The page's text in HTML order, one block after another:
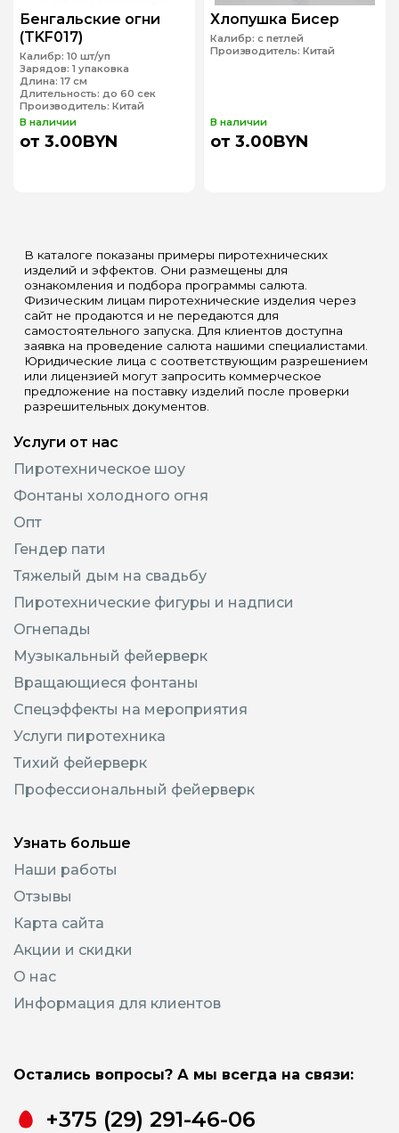
Бенгальские огни
(TKF017)
Калибр: 10 шт/уп
Зарядов: 1 упаковка
Длина: 17 см
Длительность: до 60 сек
Производитель: Китай
В наличии
от 3.00BYN
Хлопушка Бисер
Калибр: с петлей
Производитель: Китай
В наличии
от 3.00BYN
В каталоге показаны примеры пиротехнических
изделий и эффектов. Они размещены для
ознакомления и подбора программы салюта.
Физическим лицам пиротехнические изделия через
сайт не продаются и не передаются для
самостоятельного запуска. Для клиентов доступна
заявка на проведение салюта нашими специалистами.
Юридические лица с соответствующим разрешением
или лицензией могут запросить коммерческое
предложение на поставку изделий после проверки
разрешительных документов.
Услуги от нас
Пиротехническое шоу
Фонтаны холодного огня
Опт
Гендер пати
Тяжелый дым на свадьбу
Пиротехнические фигуры и надписи
Огнепады
Музыкальный фейерверк
Вращающиеся фонтаны
Спецэффекты на мероприятия
Услуги пиротехника
Тихий фейерверк
Профессиональный фейерверк
Узнать больше
Наши работы
Отзывы
Карта сайта
Акции и скидки
О нас
Информация для клиентов
Остались вопросы? А мы всегда на связи:
+375 (29) 291-46-06